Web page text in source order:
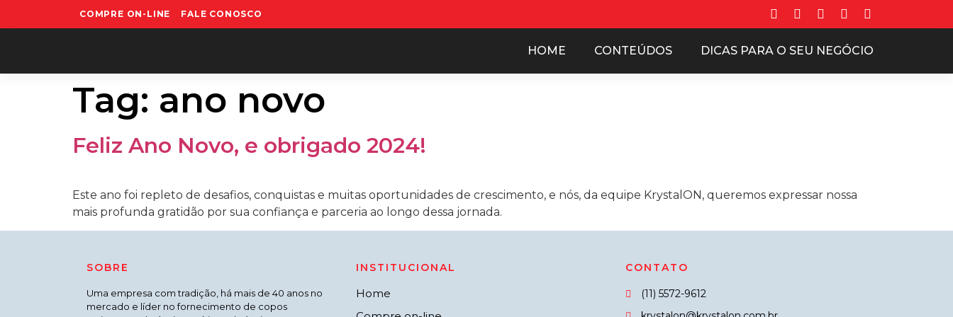
COMPRE ON-LINE FALE CONOSCO
HOME CONTEÚDOS DICAS PARA O SEU NEGÓCIO
Tag: ano novo
Feliz Ano Novo, e obrigado 2024!
Este ano foi repleto de desafios, conquistas e muitas oportunidades de crescimento, e nós, da equipe KrystalON, queremos expressar nossa
mais profunda gratidão por sua confiança e parceria ao longo dessa jornada.
SOBRE
Uma empresa com tradição, há mais de 40 anos no
mercado e líder no fornecimento de copos
INSTITUCIONAL
Home
CONTATO
(11) 5572-9612